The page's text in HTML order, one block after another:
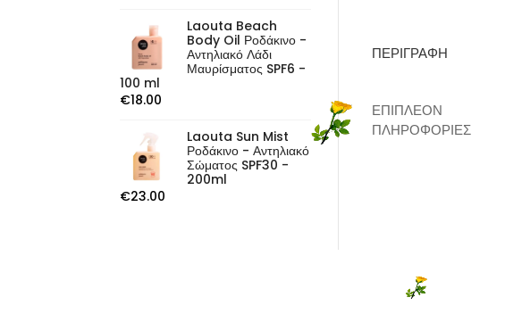
Laouta Beach
Body Oil Ροδάκινο -
Αντηλιακό Λάδι
Μαυρίσματος SPF6 -
100 ml
€18.00
Laouta Sun Mist
Ροδάκινο - Αντηλιακό
Σώματος SPF30 -
200ml
€23.00
ΠΕΡΙΓΡΑΦΉ
ΕΠΙΠΛΈΟΝ
ΠΛΗΡΟΦΟΡΊΕΣ